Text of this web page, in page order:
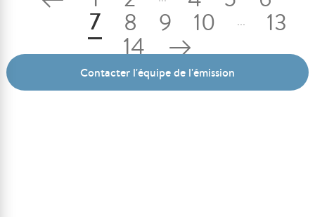
7 8 9 10 ...
13
14
Contacter l'équipe de l'émission